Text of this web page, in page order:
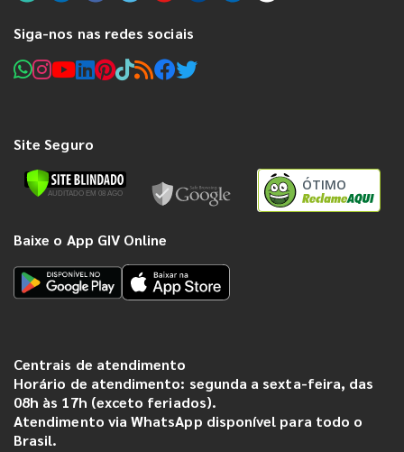
Siga-nos nas redes sociais
Site Seguro
ÓTIMO
Baixe o App GIV Online
Centrais de atendimento
Horário de atendimento: segunda a sexta-feira, das
08h às 17h (exceto feriados).
Atendimento via WhatsApp disponível para todo o
Brasil.